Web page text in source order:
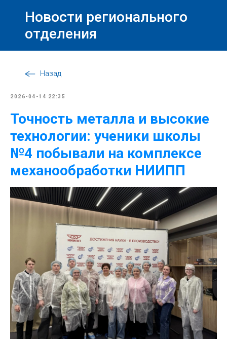
Новости регионального
отделения
Назад
2026-04-14 22:35
Точность металла и высокие
технологии: ученики школы
№4 побывали на комплексе
механообработки НИИПП